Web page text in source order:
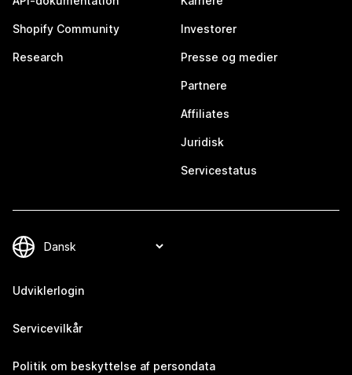
Shopify Community
Research
Investorer
Presse og medier
Partnere
Affiliates
Juridisk
Servicestatus
Udviklerlogin
Servicevilkår
Politik om beskyttelse af persondata